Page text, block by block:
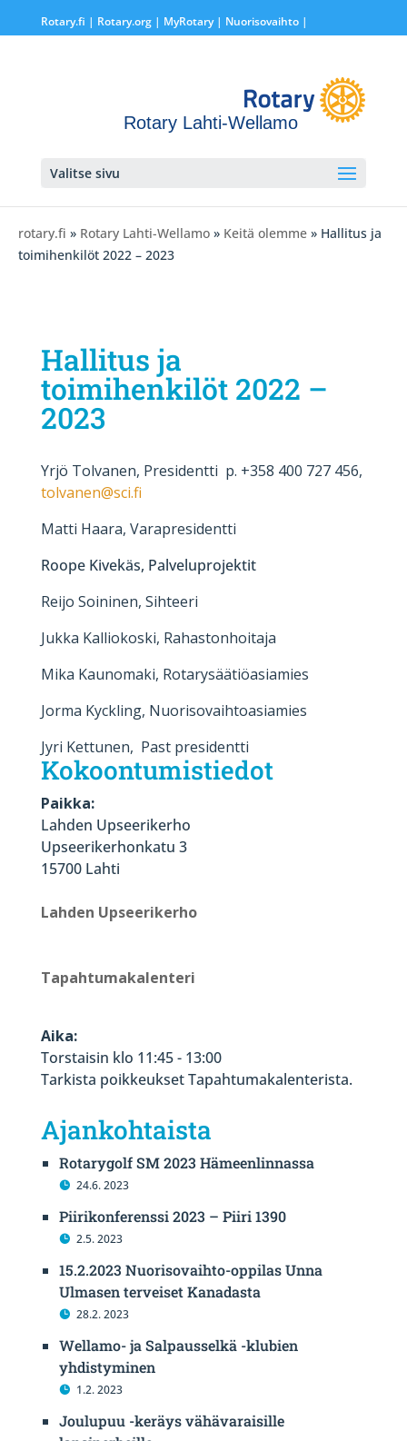
Rotary.fi | Rotary.org| MyRotary | Nuorisovaihto|
Rotary Lahti-Wellamo
Valitse sivu
rotary.fi » Rotary Lahti-Wellamo » Keitä olemme » Hallitus ja
toimihenkilöt 2022 – 2023
Hallitus ja
toimihenkilöt 2022 –
2023
Yrjö Tolvanen, Presidentti p. +358 400 727 456,
tolvanen@sci.fi
Matti Haara, Varapresidentti
Roope Kivekäs, Palveluprojektit
Reijo Soininen, Sihteeri
Jukka Kalliokoski, Rahastonhoitaja
Mika Kaunomaki, Rotarysäätiöasiamies
Jorma Kyckling, Nuorisovaihtoasiamies
Jyri Kettunen, Past presidentti
Kokoontumistiedot
Paikka:
Lahden Upseerikerho
Upseerikerhonkatu 3
15700 Lahti
Lahden Upseerikerho
Tapahtumakalenteri
Aika:
Torstaisin klo 11:45 - 13:00
Tarkista poikkeukset Tapahtumakalenterista.
Ajankohtaista
Rotarygolf SM 2023 Hämeenlinnassa
24.6. 2023
Piirikonferenssi 2023 – Piiri 1390
2.5. 2023
15.2.2023 Nuorisovaihto-oppilas Unna
Ulmasen terveiset Kanadasta
28.2. 2023
Wellamo- ja Salpausselkä -klubien
yhdistyminen
1.2. 2023
Joulupuu -keräys vähävaraisille